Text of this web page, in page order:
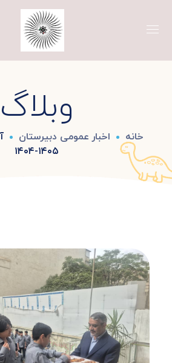
وبلاگ
خانه اخبار عمومی دبیرستان
۱۴۰۵-۱۴۰۴